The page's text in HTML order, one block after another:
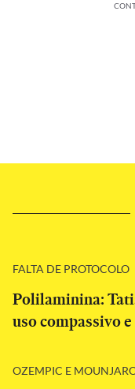
FALTA DE PROTOCOLO
Polilaminina:
uso compassivo
OZEMPIC E